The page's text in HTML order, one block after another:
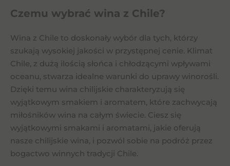
Czemu wybrać wina z Chile?
Wina z Chile to doskonały wybór dla tych, którzy
szukają wysokiej jakości w przystępnej cenie. Klimat
Chile, z dużą ilością słońca i chłodzącymi wpływami
oceanu, stwarza idealne warunki do uprawy winorośli.
Dzięki temu wina chilijskie charakteryzują się
wyjątkowym smakiem i aromatem, które zachwycają
miłośników wina na całym świecie. Ciesz się
wyjątkowymi smakami i aromatami, jakie oferują
nasze chilijskie wina, i pozwól sobie na podróż przez
bogactwo winnych tradycji Chile.